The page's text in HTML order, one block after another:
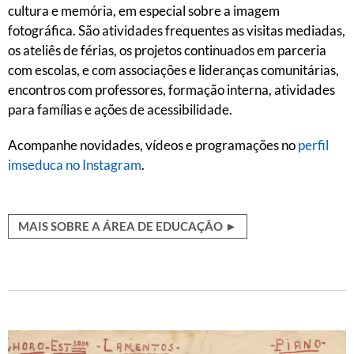
cultura e memória, em especial sobre a imagem
fotográfica. São atividades frequentes as visitas mediadas,
os ateliês de férias, os projetos continuados em parceria
com escolas, e com associações e lideranças comunitárias,
encontros com professores, formação interna, atividades
para famílias e ações de acessibilidade.
Acompanhe novidades, vídeos e programações noperfil
imseduca no Instagram.
MAIS SOBRE A ÁREA DE EDUCAÇÃO ►